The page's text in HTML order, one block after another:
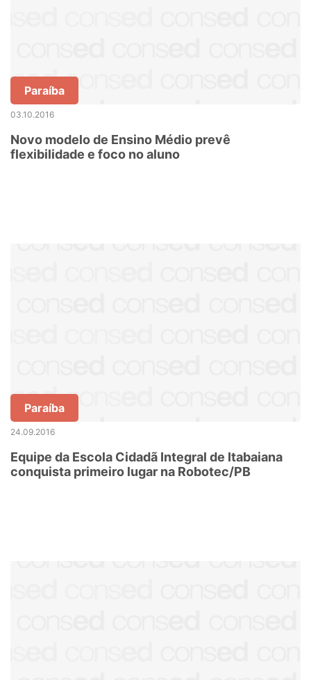
Paraíba
03.10.2016
Novo modelo de Ensino Médio prevê
flexibilidade e foco no aluno
Paraíba
24.09.2016
Equipe da Escola Cidadã Integral de Itabaiana
conquista primeiro lugar na Robotec/PB